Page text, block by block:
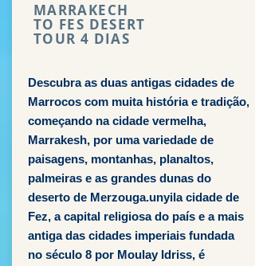
MARRAKECH
TO FES DESERT
TOUR 4 DIAS
Descubra as duas antigas cidades de
Marrocos com muita história e tradição,
começando na cidade vermelha,
Marrakesh, por uma variedade de
paisagens, montanhas, planaltos,
palmeiras e as grandes dunas do
deserto de Merzouga.unyila cidade de
Fez, a capital religiosa do país e a mais
antiga das cidades imperiais fundada
no século 8 por Moulay Idriss, é